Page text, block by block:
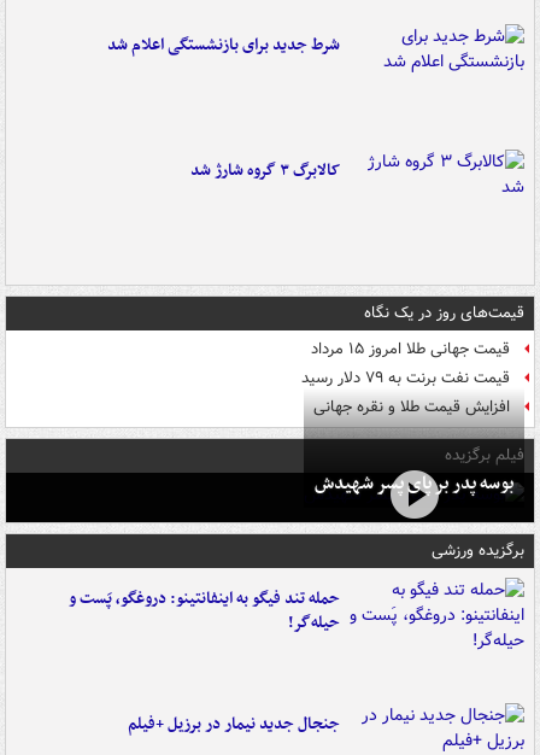
شرط جدید برای بازنشستگی اعلام شد
کالابرگ ۳ گروه شارژ شد
قیمت‌های روز در یک نگاه
قیمت جهانی طلا امروز ۱۵ مرداد
قیمت نفت برنت به ۷۹ دلار رسید
افزایش قیمت طلا و نقره جهانی
فیلم برگزیده
بوسه‌ پدر بر پای پسر شهیدش
برگزیده ورزشی
حمله تند فیگو به اینفانتینو: دروغگو، پَست‌ و
حیله‌گر!
جنجال جدید نیمار در برزیل +فیلم